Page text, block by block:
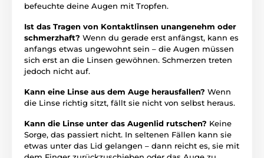
befeuchte deine Augen mit Tropfen.
Ist das Tragen von Kontaktlinsen unangenehm oder
schmerzhaft? Wenn du gerade erst anfängst, kann es
anfangs etwas ungewohnt sein – die Augen müssen
sich erst an die Linsen gewöhnen. Schmerzen treten
jedoch nicht auf.
Kann eine Linse aus dem Auge herausfallen? Wenn
die Linse richtig sitzt, fällt sie nicht von selbst heraus.
Kann die Linse unter das Augenlid rutschen? Keine
Sorge, das passiert nicht. In seltenen Fällen kann sie
etwas unter das Lid gelangen – dann reicht es, sie mit